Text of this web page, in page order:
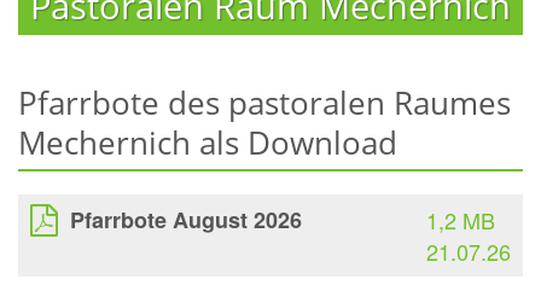
Pfarrbote des pastoralen Raumes
Mechernich als Download
Pfarrbote August 2026
1,2 MB
21.07.26